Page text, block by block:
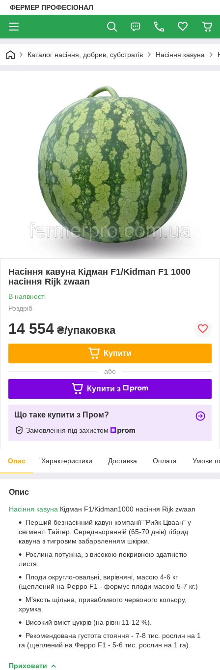
ФЕРМЕР ПРОФЕСІОНАЛ
Каталог насіння, добрив, субстратів Насіння кавуна
Насіння кавуна Кідман F1/Kidman F1 1000
насіння Rijk zwaan
В наявності
Роздріб
14 554 ₴/упаковка
Купити
або
Купити з
Що таке купити з Пром?
Замовлення під захистом
Опис Характеристики Доставка Оплата Умови
Опис
Насіння кавуна Кідман F1/Kidman1000 насіння Rijk zwaan
Перший безнасінний кавун компанії "Рийк Цваан" у
сегменті Тайгер. Середньоранній (65-70 днів) гібрид
кавуна з тигровим забарвленням шкірки.
Рослина потужна, з високою покривною здатністю
листя.
Плоди округло-овальні, вирівняні, масою 4-6 кг
(щеплений на Ферро F1 - формує плоди масою 5-7 кг.)
М'якоть щільна, привабливого червоного кольору,
хрумка.
Високий вміст цукрів (на рівні 11-12 %).
Рекомендована густота стояння - 7-8 тис. рослин на 1
га (щеплений на Ферро F1 - 5-6 тис. рослин на 1 га).
Приховати